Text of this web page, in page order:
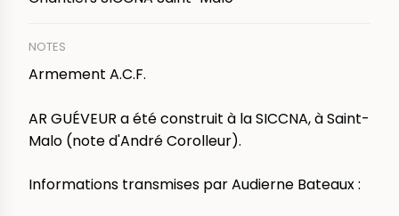
NOTES
Armement A.C.F.
AR GUÉVEUR a été construit à la SICCNA, à Saint-
Malo (note d'André Corolleur).
Informations transmises par Audierne Bateaux :